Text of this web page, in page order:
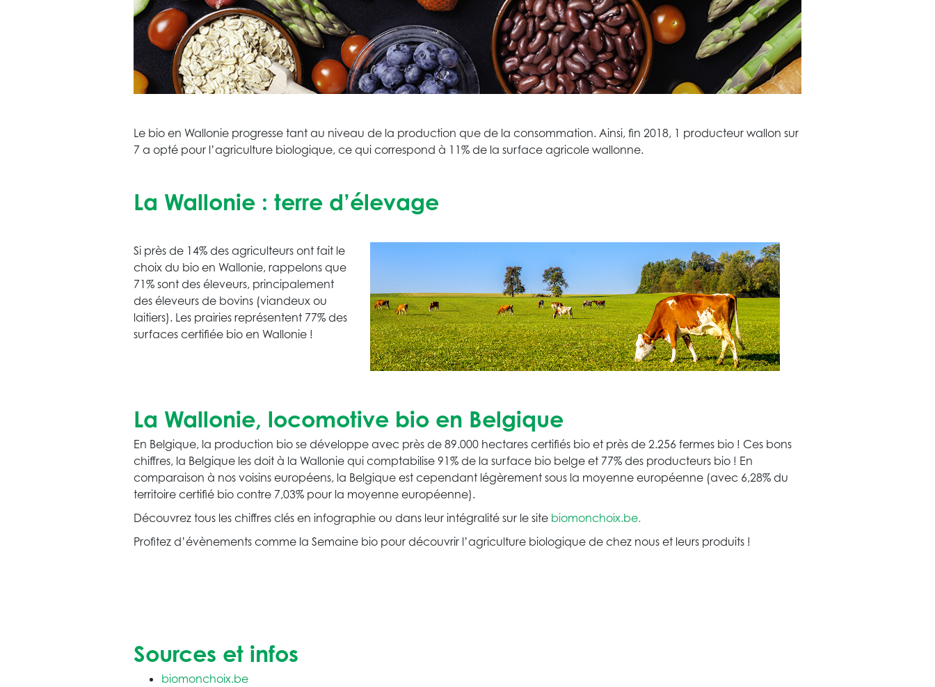
Le bio en Wallonie progresse tant au niveau de la production que de la consommation. Ainsi, fin 2018, 1 producteur wallon sur
7 a opté pour l’agriculture biologique, ce qui correspond à 11% de la surface agricole wallonne.
La Wallonie : terre d’élevage
Si près de 14% des agriculteurs ont fait le
choix du bio en Wallonie, rappelons que
71% sont des éleveurs, principalement
des éleveurs de bovins (viandeux ou
laitiers). Les prairies représentent 77% des
surfaces certifiée bio en Wallonie !
La Wallonie, locomotive bio en Belgique
En Belgique, la production bio se développe avec près de 89.000 hectares certifiés bio et près de 2.256 fermes bio ! Ces bons
chiffres, la Belgique les doit à la Wallonie qui comptabilise 91% de la surface bio belge et 77% des producteurs bio ! En
comparaison à nos voisins européens, la Belgique est cependant légèrement sous la moyenne européenne (avec 6,28% du
territoire certifié bio contre 7,03% pour la moyenne européenne).
Découvrez tous les chiffres clés en infographie ou dans leur intégralité sur le site biomonchoix.be.
Profitez d’évènements comme la Semaine bio pour découvrir l’agriculture biologique de chez nous et leurs produits !
Sources et infos
biomonchoix.be